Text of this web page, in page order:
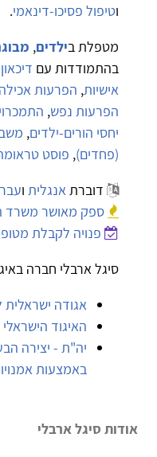
וטיפול פסיכו-דינאמי.
מטפלת בילדים,
בהתמודדות עם
אישיות, הפרעות אכילה
הפרעות נפש,
יחסי הורים-ילדים,
(פחדים), פוסט
דוברתאנגלית ו
ספק מאושר משרד
פנויה לקבלת
סיגל ארבלי חברה
אגודה ישראלית
האיגוד
יה"ת - יצירה
באמצעות
אודות סיגל ארבלי